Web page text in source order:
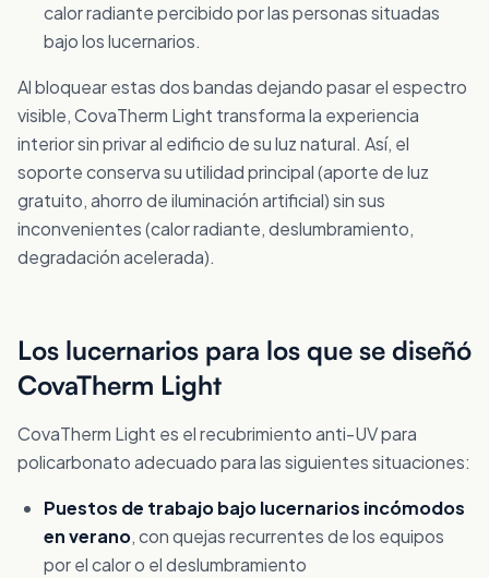
calor radiante percibido por las personas situadas
bajo los lucernarios.
Al bloquear estas dos bandas dejando pasar el espectro
visible, CovaTherm Light transforma la experiencia
interior sin privar al edificio de su luz natural. Así, el
soporte conserva su utilidad principal (aporte de luz
gratuito, ahorro de iluminación artificial) sin sus
inconvenientes (calor radiante, deslumbramiento,
degradación acelerada).
Los lucernarios para los que se diseñó
CovaTherm Light
CovaTherm Light es el recubrimiento anti-UV para
policarbonato adecuado para las siguientes situaciones:
Puestos de trabajo bajo lucernarios incómodos
en verano, con quejas recurrentes de los equipos
por el calor o el deslumbramiento